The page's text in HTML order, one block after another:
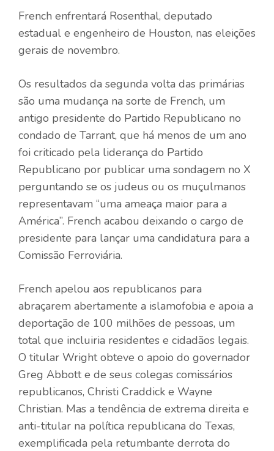
French enfrentará Rosenthal, deputado
estadual e engenheiro de Houston, nas eleições
gerais de novembro.
Os resultados da segunda volta das primárias
são uma mudança na sorte de French, um
antigo presidente do Partido Republicano no
condado de Tarrant, que há menos de um ano
foi criticado pela liderança do Partido
Republicano por publicar uma sondagem no X
perguntando se os judeus ou os muçulmanos
representavam “uma ameaça maior para a
América”. French acabou deixando o cargo de
presidente para lançar uma candidatura para a
Comissão Ferroviária.
French apelou aos republicanos para
abraçarem abertamente a islamofobia e apoia a
deportação de 100 milhões de pessoas, um
total que incluiria residentes e cidadãos legais.
O titular Wright obteve o apoio do governador
Greg Abbott e de seus colegas comissários
republicanos, Christi Craddick e Wayne
Christian. Mas a tendência de extrema direita e
anti-titular na política republicana do Texas,
exemplificada pela retumbante derrota do